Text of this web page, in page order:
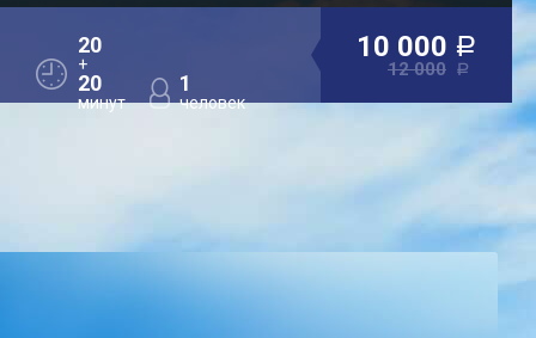
20
+
20
минут
1
человек
10 000 a
12 000 a